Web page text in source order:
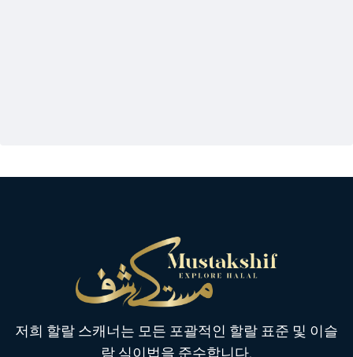
저희 할랄 스캐너는 모든 포괄적인 할랄 표준 및 이슬
람 식이법을 준수합니다.